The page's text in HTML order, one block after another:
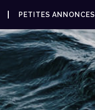
PETITES ANNONCES